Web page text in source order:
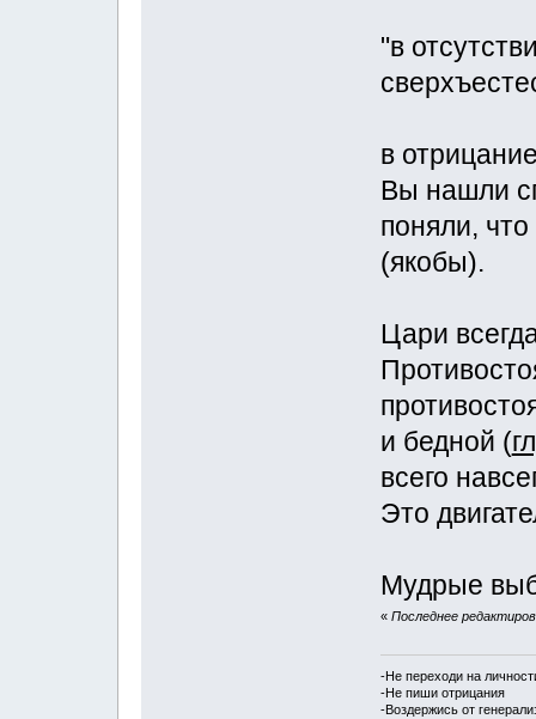
"в
в
Вы нашли
поняли,
(якобы).
Цари
и бедной (
всего
Это
Мудрые
« Последнее
-Не переходи на
-Не пиши отрицания
-Воздержись от